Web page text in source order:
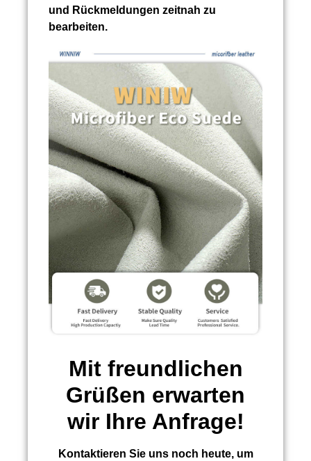
und Rückmeldungen zeitnah zu
bearbeiten.
Mit freundlichen
Grüßen erwarten
wir Ihre Anfrage!
Kontaktieren Sie uns noch heute, um